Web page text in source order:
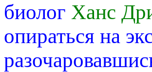
биолог Ханс
опираться на